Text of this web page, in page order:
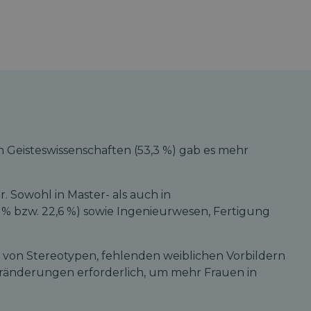
(53,3 %) gab es mehr
Sowohl in Master- als auch in
bzw. 22,6 %) sowie Ingenieurwesen, Fertigung
Stereotypen, fehlenden weiblichen Vorbildern
erforderlich, um mehr Frauen in